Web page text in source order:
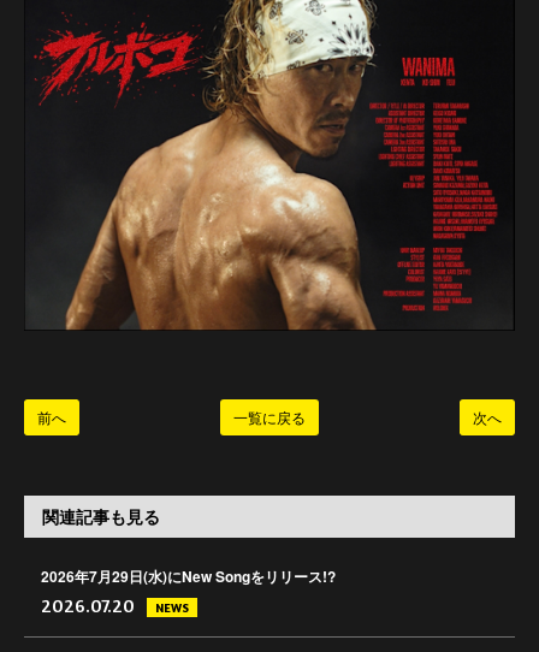
前へ 一覧に戻る 次へ
関連記事も見る
2026年7月29日(水)にNew Songをリリース!?
2026.07.20 NEWS